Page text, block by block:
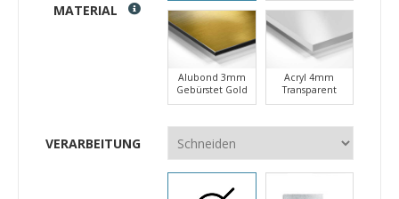
MATERIAL
Alubond 3mm
Gebürstet Gold
Acryl 4mm
Transparent
VERARBEITUNG